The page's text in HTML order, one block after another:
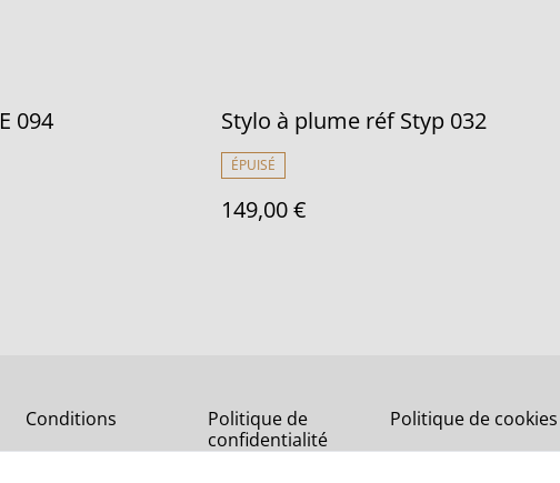
094 Stylo à plume réf Styp 032
ÉPUISÉ
149,00 €
Conditions
Politique de
confidentialité
Politique de cookies